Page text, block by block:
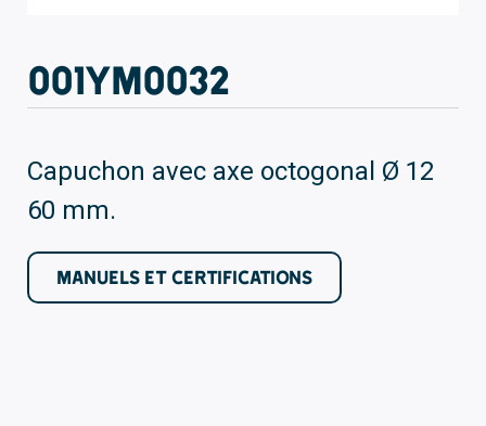
001YM0032
Capuchon avec axe octogonal Ø 12
60 mm.
MANUELS ET CERTIFICATIONS